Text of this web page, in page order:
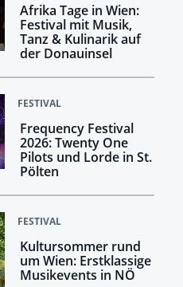
Afrika Tage in Wien:
Festival mit Musik,
Tanz & Kulinarik auf
der Donauinsel
FESTIVAL
Frequency Festival
2026: Twenty One
Pilots und Lorde in St.
Pölten
FESTIVAL
Kultursommer rund
um Wien: Erstklassige
Musikevents in NÖ